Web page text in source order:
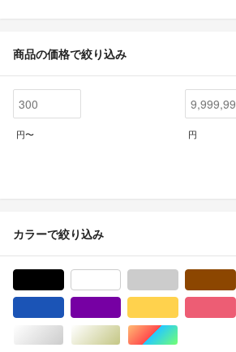
商品の価格で絞り込み
円〜 円
カラーで絞り込み
シルバー/銀色系ゴールド/金色系マルチカラー